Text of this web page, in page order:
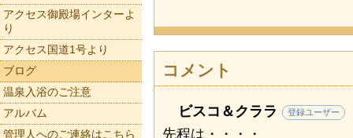
コメント
ビスコ＆クララ 登録ユーザー
先程は・・・・
アクセス御殿場インターよ
り
アクセス国道1号より
ブログ
温泉入浴のご注意
アルバム
管理人へのご連絡はこちら